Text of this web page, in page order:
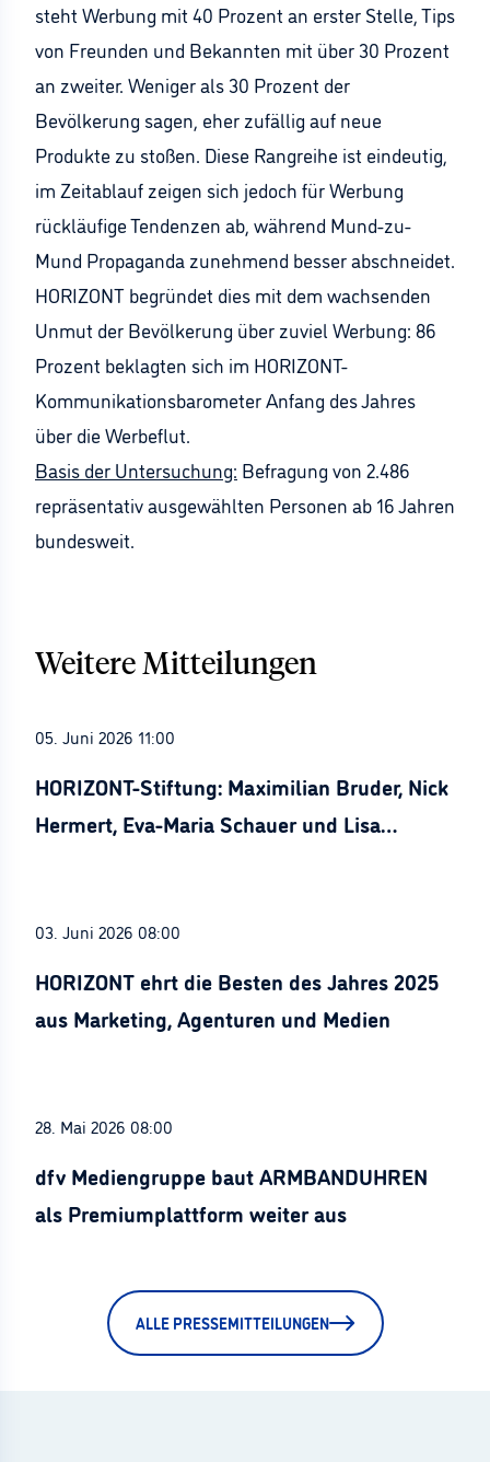
steht Werbung mit 40 Prozent an erster Stelle, Tips
von Freunden und Bekannten mit über 30 Prozent
an zweiter. Weniger als 30 Prozent der
Bevölkerung sagen, eher zufällig auf neue
Produkte zu stoßen. Diese Rangreihe ist eindeutig,
im Zeitablauf zeigen sich jedoch für Werbung
rückläufige Tendenzen ab, während Mund-zu-
Mund Propaganda zunehmend besser abschneidet.
HORIZONT begründet dies mit dem wachsenden
Unmut der Bevölkerung über zuviel Werbung: 86
Prozent beklagten sich im HORIZONT-
Kommunikationsbarometer Anfang des Jahres
über die Werbeflut.
Basis der Untersuchung: Befragung von 2.486
repräsentativ ausgewählten Personen ab 16 Jahren
bundesweit.
Weitere Mitteilungen
05. Juni 2026 11:00
HORIZONT-Stiftung: Maximilian Bruder, Nick
Hermert, Eva-Maria Schauer und Lisa
03. Juni 2026 08:00
HORIZONT ehrt die Besten des Jahres 2025
aus Marketing, Agenturen und Medien
28. Mai 2026 08:00
dfv Mediengruppe baut ARMBANDUHREN
als Premiumplattform weiter aus
ALLE PRESSEMITTEILUNGEN